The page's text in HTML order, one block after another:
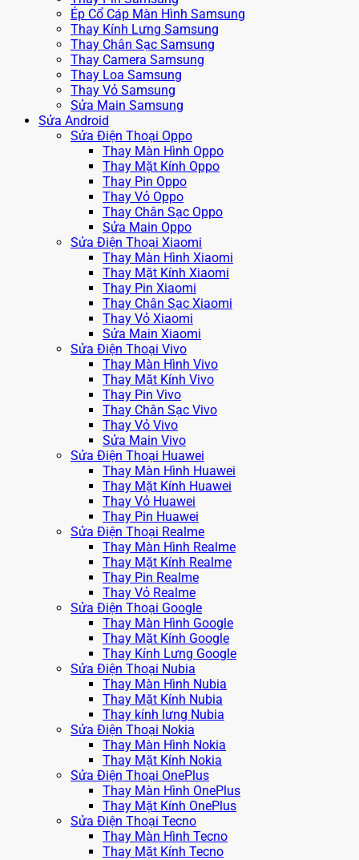
Ép Cổ Cáp Màn Hình Samsung
Thay Kính Lưng Samsung
Thay Chân Sạc Samsung
Thay Camera Samsung
Thay Loa Samsung
Thay Vỏ Samsung
Sửa Main Samsung
Sửa Android
Sửa Điện Thoại Oppo
Thay Màn Hình Oppo
Thay Mặt Kính Oppo
Thay Pin Oppo
Thay Vỏ Oppo
Thay Chân Sạc Oppo
Sửa Main Oppo
Sửa Điện Thoại Xiaomi
Thay Màn Hình Xiaomi
Thay Mặt Kính Xiaomi
Thay Pin Xiaomi
Thay Chân Sạc Xiaomi
Thay Vỏ Xiaomi
Sửa Main Xiaomi
Sửa Điện Thoại Vivo
Thay Màn Hình Vivo
Thay Mặt Kính Vivo
Thay Pin Vivo
Thay Chân Sạc Vivo
Thay Vỏ Vivo
Sửa Main Vivo
Sửa Điện Thoại Huawei
Thay Màn Hình Huawei
Thay Mặt Kính Huawei
Thay Vỏ Huawei
Thay Pin Huawei
Sửa Điện Thoại Realme
Thay Màn Hình Realme
Thay Mặt Kính Realme
Thay Pin Realme
Thay Vỏ Realme
Sửa Điện Thoại Google
Thay Màn Hình Google
Thay Mặt Kính Google
Thay Kính Lưng Google
Sửa Điện Thoại Nubia
Thay Màn Hình Nubia
Thay Mặt Kính Nubia
Thay kính lưng Nubia
Sửa Điện Thoại Nokia
Thay Màn Hình Nokia
Thay Mặt Kính Nokia
Sửa Điện Thoại OnePlus
Thay Màn Hình OnePlus
Thay Mặt Kính OnePlus
Sửa Điện Thoại Tecno
Thay Màn Hình Tecno
Thay Mặt Kính Tecno